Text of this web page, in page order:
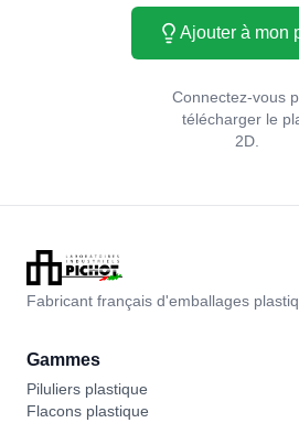
Ajouter à mon
Connectez-vous
télécharger le
2D.
Fabricant français d'emballages
Gammes
Piluliers plastique
Flacons plastique